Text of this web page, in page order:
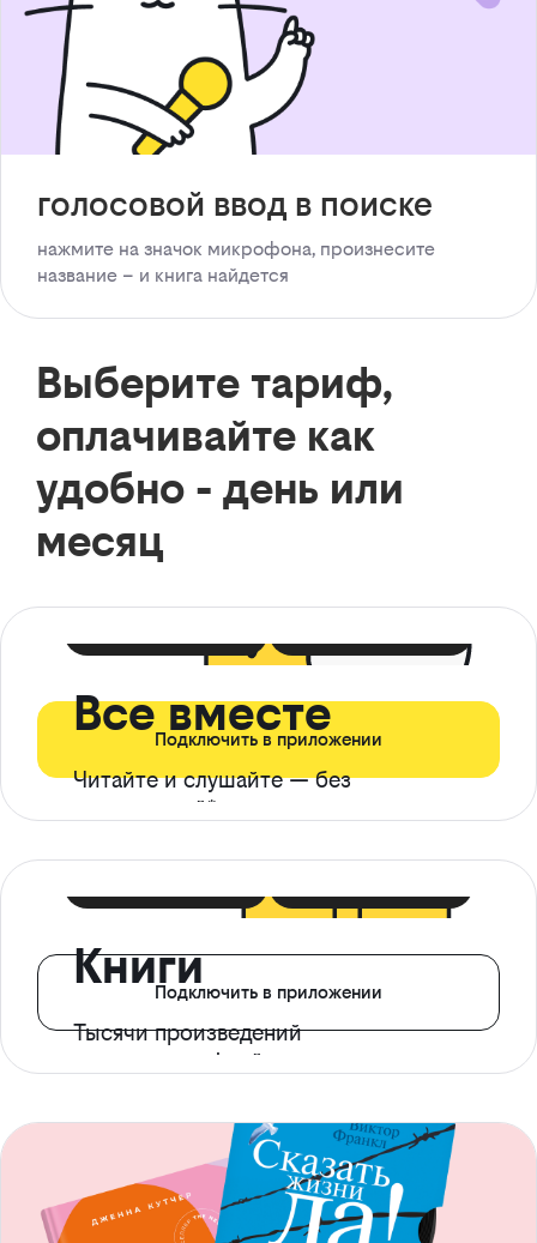
голосовой ввод в поиске
нажмите на значок микрофона, произнесите
название – и книга найдется
Выберите тариф,
оплачивайте как
удобно - день или
месяц
Все вместе
Читайте и слушайте — без
ограничений*
Подключить в приложении
Книги
Тысячи произведений
с доступом офлайн
Подключить в приложении